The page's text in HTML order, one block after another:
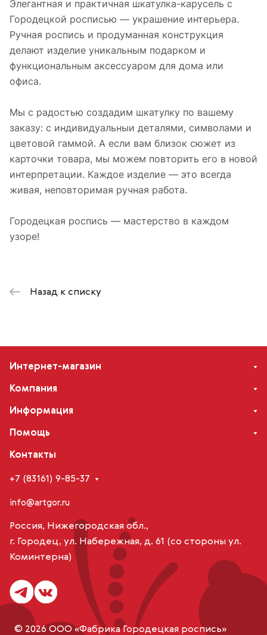
Элегантная и практичная шкатулка-карусель с
Городецкой росписью — украшение интерьера.
Ручная роспись и продуманная конструкция
делают изделие уникальным подарком и
функциональным аксессуаром для дома или
офиса.
Мы с радостью создадим шкатулку по вашему
заказу: с индивидуальныи деталями, символами и
цветовой гаммой. А если вам близок сюжет из
карточки товара, мы можем повторить его в новой
интерпретации. Каждое изделие — это всегда
живая, неповторимая ручная работа.
Городецкая роспись — мастерство в каждом
узоре!
Назад к списку
Интернет-магазин
Компания
Информация
Помощь
Контакты
+7 (83161) 9-85-37
info@artgor.ru
Россия, Нижегородская обл.,
г. Городец, ул. Набережная, д. 61 (со стороны ул.
Коминтерна)
© 2026 ООО «Фабрика Городецкая роспись»